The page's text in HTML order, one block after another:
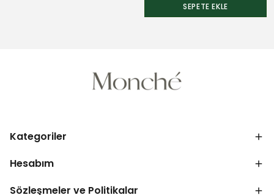
SEPETE EKLE
Kategoriler
Hesabım
Sözleşmeler ve Politikalar